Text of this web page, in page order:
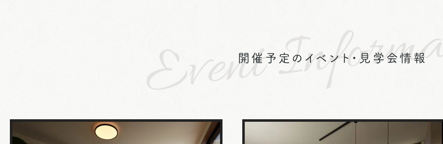
Event開催予定のイベント・見学会情報